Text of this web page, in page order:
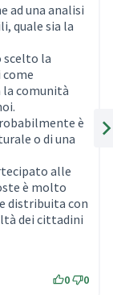
ad una analisi
quale sia la
scelto la
comunità
è
o di una
alle
è molto
distribuita con
dei cittadini
0 0